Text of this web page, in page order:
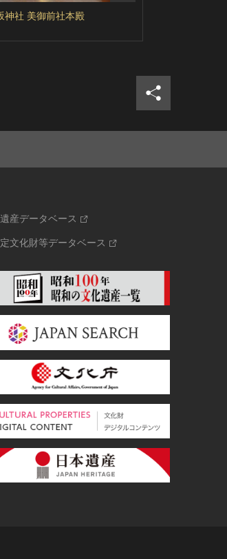
神社 美御前社本殿
産データベース
文化財等データベース